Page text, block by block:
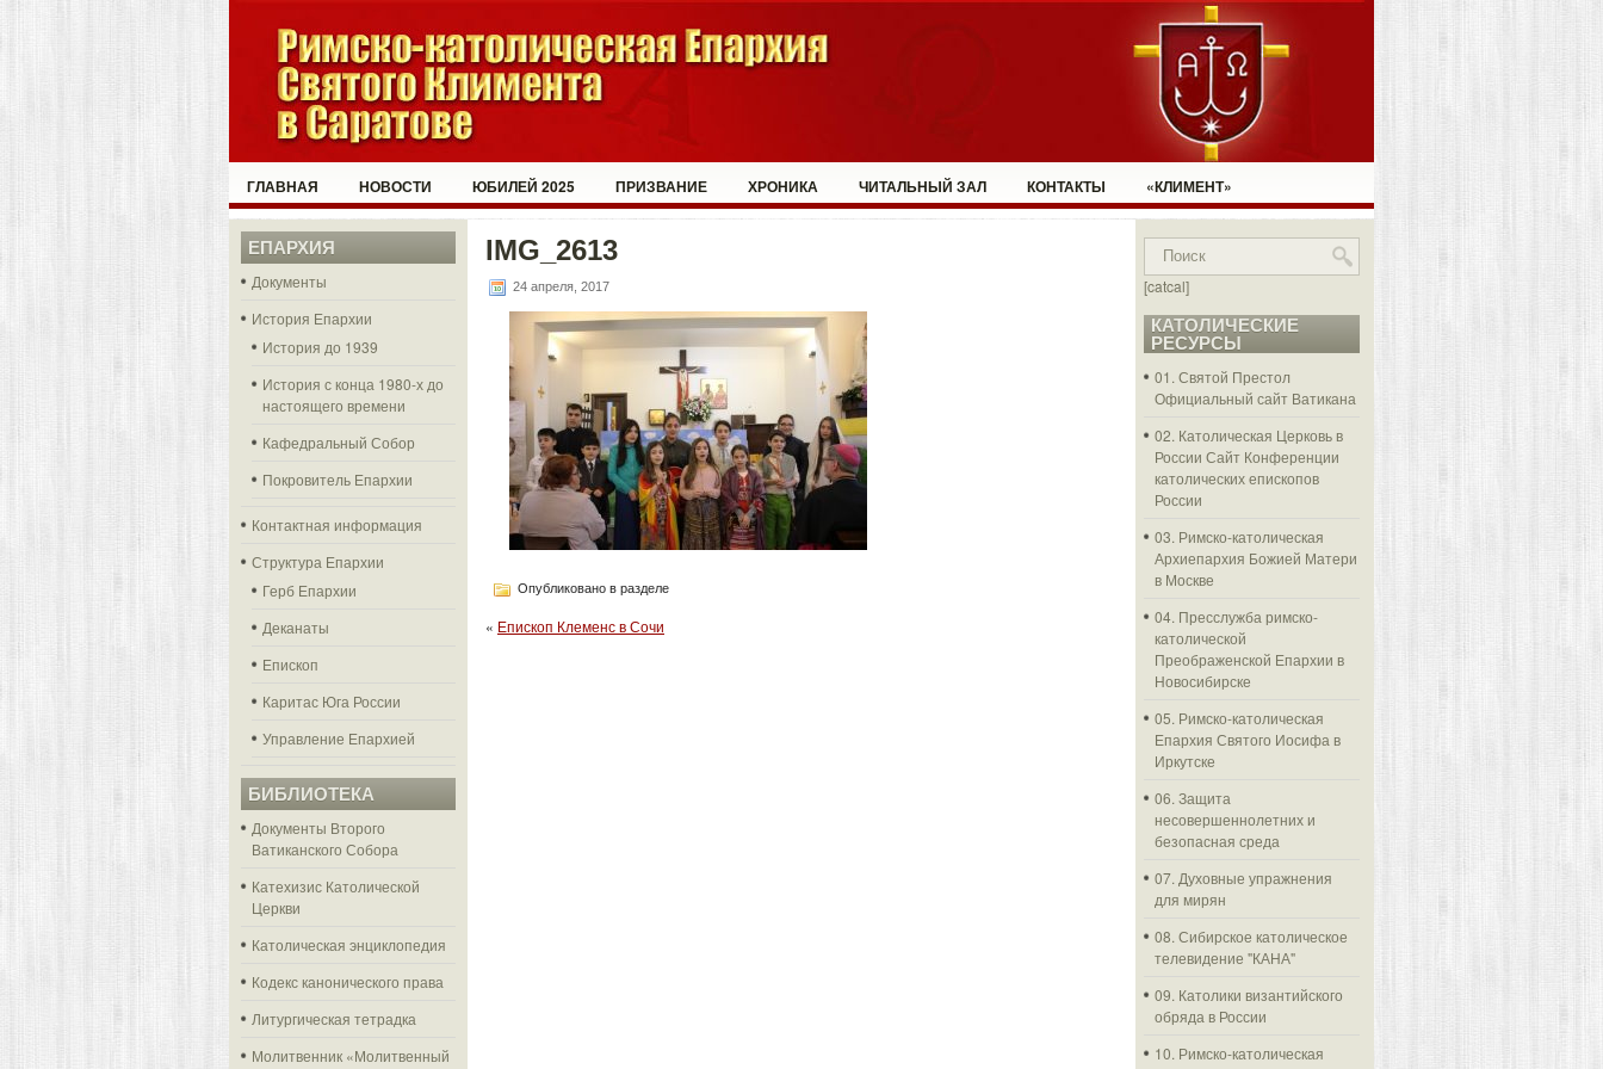
ГЛАВНАЯ НОВОСТИ ЮБИЛЕЙ 2025 ПРИЗВАНИЕ ХРОНИКА ЧИТАЛЬНЫЙ ЗАЛ КОНТАКТЫ «КЛИМЕНТ»
ЕПАРХИЯ
Документы
История Епархии
История до 1939
История с конца 1980-х до
настоящего времени
Кафедральный Собор
Покровитель Епархии
Контактная информация
Структура Епархии
Герб Епархии
Деканаты
Епископ
Каритас Юга России
Управление Епархией
БИБЛИОТЕКА
Документы Второго
Ватиканского Собора
Катехизис Католической
Церкви
Католическая энциклопедия
Кодекс канонического права
Литургическая тетрадка
Молитвенник «Молитвенный
IMG_2613
24 апреля, 2017
Опубликовано в разделе
« Епископ Клеменс в Сочи
[catcal]
КАТОЛИЧЕСКИЕ
РЕСУРСЫ
01. Святой Престол
Официальный сайт Ватикана
02. Католическая Церковь в
России Сайт Конференции
католических епископов
России
03. Римско-католическая
Архиепархия Божией Матери
в Москве
04. Пресслужба римско-
католической
Преображенской Епархии в
Новосибирске
05. Римско-католическая
Епархия Святого Иосифа в
Иркутске
06. Защита
несовершеннолетних и
безопасная среда
07. Духовные упражнения
для мирян
08. Сибирское католическое
телевидение "КАНА"
09. Католики византийского
обряда в России
10. Римско-католическая